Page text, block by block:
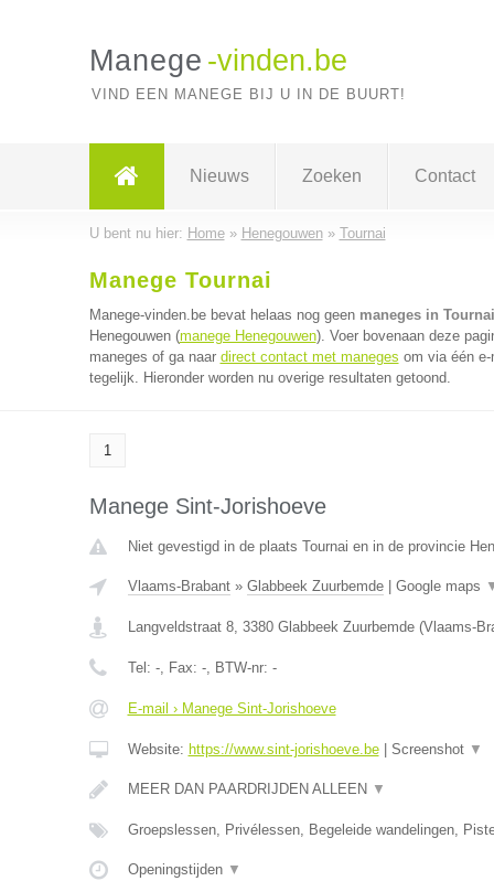
Manege -vinden.be
VIND EEN MANEGE BIJ U IN DE BUURT!
Nieuws Zoeken Contact
U bent nu hier: Home» Henegouwen» Tournai
Manege Tournai
Manege-vinden.be bevat helaas nog geen maneges in Tournai
Henegouwen (manege Henegouwen). Voer bovenaan deze
maneges of ga naar direct contact met maneges om via één
tegelijk. Hieronder worden nu overige resultaten getoond.
1
Manege Sint-Jorishoeve
Niet gevestigd in de plaats Tournai en in de provincie
Vlaams-Brabant» Glabbeek Zuurbemde| Google maps
Langveldstraat 8, 3380 Glabbeek Zuurbemde(Vlaams-
Tel: -, Fax: -, BTW-nr: -
E-mail › Manege Sint-Jorishoeve
Website: https://www.sint-jorishoeve.be| Screenshot ▼
MEER DAN PAARDRIJDEN ALLEEN ▼
Groepslessen, Privélessen, Begeleide wandelingen,
Openingstijden ▼